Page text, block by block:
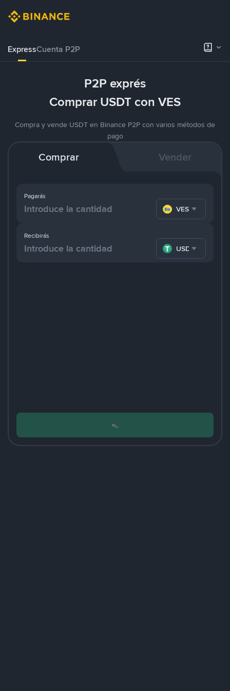
ExpressCuenta P2P
P2P exprés
Comprar USDT con VES
Compra y vende USDT en Binance P2P con varios métodos de
pago
Comprar Vender
Pagarás
VES
Recibirás
USDT